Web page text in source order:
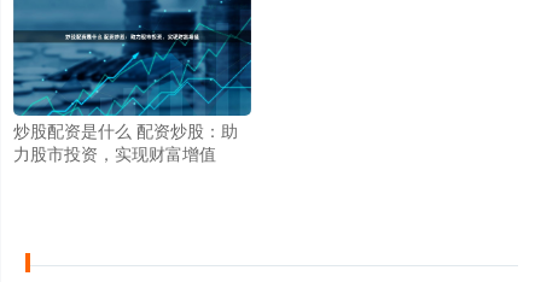
炒股配资是什么 配资炒股：助
力股市投资，实现财富增值